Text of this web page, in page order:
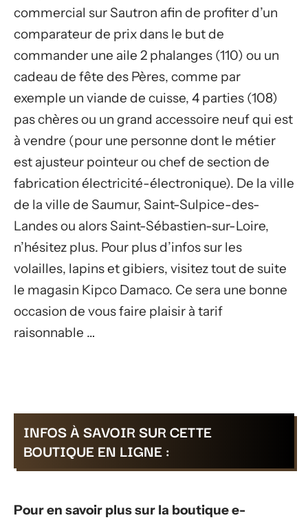
commercial sur Sautron afin de profiter d’un
comparateur de prix dans le but de
commander une aile 2 phalanges (110) ou un
cadeau de fête des Pères, comme par
exemple un viande de cuisse, 4 parties (108)
pas chères ou un grand accessoire neuf qui est
à vendre (pour une personne dont le métier
est ajusteur pointeur ou chef de section de
fabrication électricité-électronique). De la ville
de la ville de Saumur, Saint-Sulpice-des-
Landes ou alors Saint-Sébastien-sur-Loire,
n’hésitez plus. Pour plus d’infos sur les
volailles, lapins et gibiers, visitez tout de suite
le magasin Kipco Damaco. Ce sera une bonne
occasion de vous faire plaisir à tarif
raisonnable …
INFOS À SAVOIR SUR CETTE
BOUTIQUE EN LIGNE :
Pour en savoir plus sur la boutique e-